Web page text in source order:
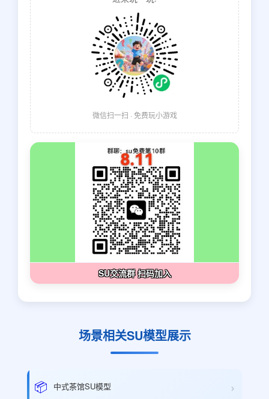
微信扫一扫 · 免费玩小游戏
SU交流群 扫码加入
场景相关SU模型展示
📦 中式茶馆SU模型 ›